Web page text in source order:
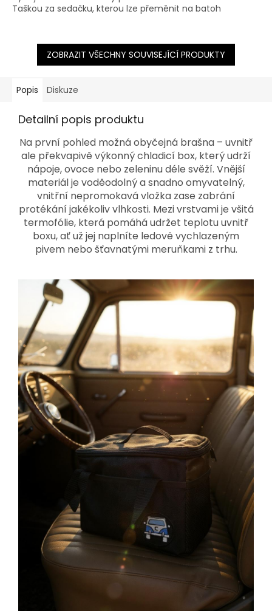
5
Taškou za sedačku, kterou lze přeměnit na batoh
ZOBRAZIT VŠECHNY SOUVISEJÍCÍ PRODUKTY
Popis Diskuze
Detailní popis produktu
Na první pohled možná obyčejná brašna – uvnitř
ale překvapivě výkonný chladicí box, který udrží
nápoje, ovoce nebo zeleninu déle svěží. Vnější
materiál je voděodolný a snadno omyvatelný,
vnitřní nepromokavá vložka zase zabrání
protékání jakékoliv vlhkosti. Mezi vrstvami je všitá
termofólie, která pomáhá udržet teplotu uvnitř
boxu, ať už jej naplníte ledově vychlazeným
pivem nebo šťavnatými meruňkami z trhu.